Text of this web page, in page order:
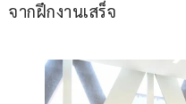
จากฝึกงานเสร็จ